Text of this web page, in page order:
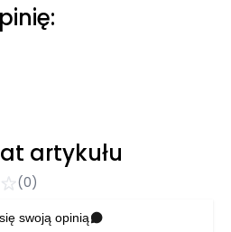
artykułu
(0)
swoją opinią